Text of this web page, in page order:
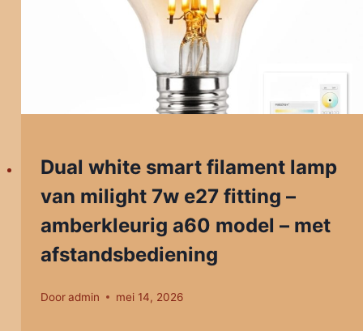
Dual white smart filament lamp
van milight 7w e27 fitting –
amberkleurig a60 model – met
afstandsbediening
Door admin mei 14, 2026